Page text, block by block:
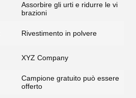
Assorbire gli urti e ridurre le vi
brazioni
Rivestimento in polvere
XYZ Company
Campione gratuito può essere
offerto